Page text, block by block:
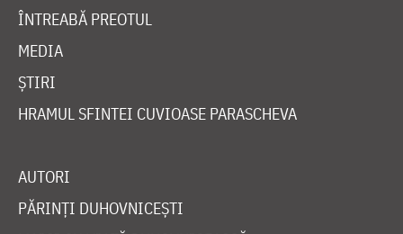
ÎNTREABĂ PREOTUL
MEDIA
ȘTIRI
HRAMUL SFINTEI CUVIOASE PARASCHEVA
AUTORI
PĂRINȚI DUHOVNICEȘTI